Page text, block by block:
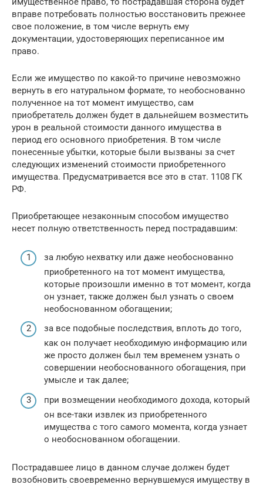
вправе потребовать полностью восстановить прежнее
свое положение, в том числе вернуть ему
документации, удостоверяющих переписанное им
право.
Если же имущество по какой-то причине невозможно
вернуть в его натуральном формате, то необоснованно
полученное на тот момент имущество, сам
приобретатель должен будет в дальнейшем возместить
урон в реальной стоимости данного имущества в
период его основного приобретения. В том числе
понесенные убытки, которые были вызваны за счет
следующих изменений стоимости приобретенного
имущества. Предусматривается все это в стат. 1108 ГК
РФ.
Приобретающее незаконным способом имущество
несет полную ответственность перед пострадавшим:
за любую нехватку или даже необоснованно
приобретенного на тот момент имущества,
которые произошли именно в тот момент, когда
он узнает, также должен был узнать о своем
необоснованном обогащении;
за все подобные последствия, вплоть до того,
как он получает необходимую информацию или
же просто должен был тем временем узнать о
совершении необоснованного обогащения, при
умысле и так далее;
при возмещении необходимого дохода, который
он все-таки извлек из приобретенного
имущества с того самого момента, когда узнает
о необоснованном обогащении.
Пострадавшее лицо в данном случае должен будет
возобновить своевременно вернувшемуся имуществу в